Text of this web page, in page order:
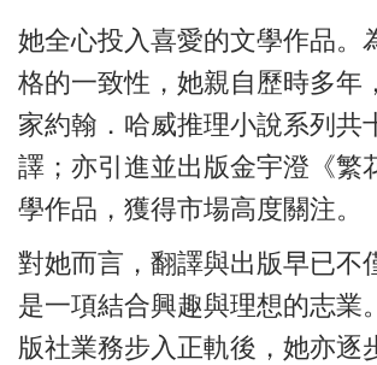
她全心投入喜愛的文學作品。
格的一致性，她親自歷時多年
家約翰．哈威推理小說系列共
譯；亦引進並出版金宇澄《繁
學作品，獲得市場高度關注。
對她而言，翻譯與出版早已不
是一項結合興趣與理想的志業
版社業務步入正軌後，她亦逐